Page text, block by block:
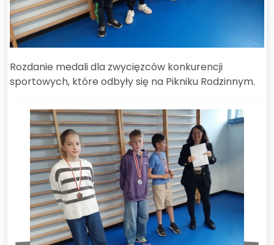
Rozdanie medali dla zwycięzców konkurencji
sportowych, które odbyły się na Pikniku Rodzinnym.